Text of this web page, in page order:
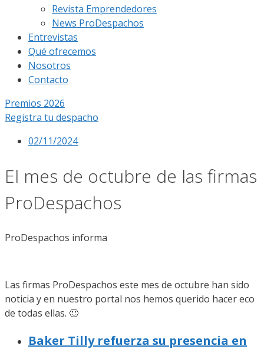
Revista Emprendedores
News ProDespachos
Entrevistas
Qué ofrecemos
Nosotros
Contacto
Premios 2026
Registra tu despacho
02/11/2024
El mes de octubre de las firmas
ProDespachos
ProDespachos informa
Las firmas ProDespachos este mes de octubre han sido
noticia y en nuestro portal nos hemos querido hacer eco
de todas ellas. 🙂
Baker Tilly refuerza su presencia en